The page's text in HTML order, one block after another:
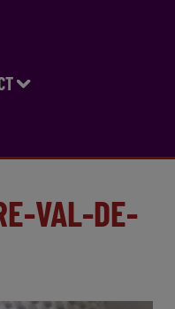
VAL-DE-